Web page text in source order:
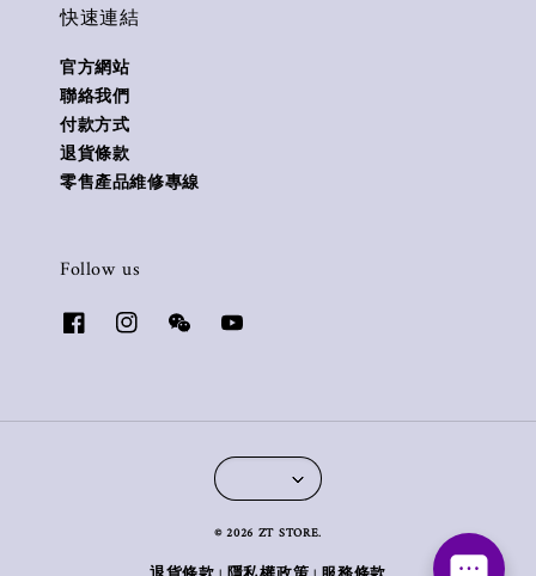
快速連結
官方網站
聯絡我們
付款方式
退貨條款
零售產品維修專線
Follow us
© 2026 ZT STORE.